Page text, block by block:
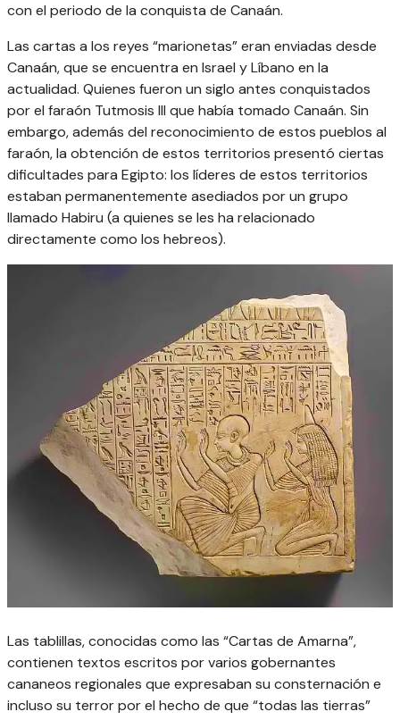
con el periodo de la conquista de Canaán.
Las cartas a los reyes “marionetas” eran enviadas desde
Canaán, que se encuentra en Israel y Líbano en la
actualidad. Quienes fueron un siglo antes conquistados
por el faraón Tutmosis III que había tomado Canaán. Sin
embargo, además del reconocimiento de estos pueblos al
faraón, la obtención de estos territorios presentó ciertas
dificultades para Egipto: los líderes de estos territorios
estaban permanentemente asediados por un grupo
llamado Habiru (a quienes se les ha relacionado
directamente como los hebreos).
Las tablillas, conocidas como las “Cartas de Amarna”,
contienen textos escritos por varios gobernantes
cananeos regionales que expresaban su consternación e
incluso su terror por el hecho de que “todas las tierras”